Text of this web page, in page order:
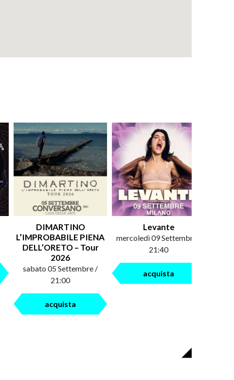
DIMARTINO
L’IMPROBABILE PIENA
DELL’ORETO – Tour
2026
sabato 05 Settembre /
21:00
acquista
Levante
mercoledì 09 Settembre /
21:40
acquista